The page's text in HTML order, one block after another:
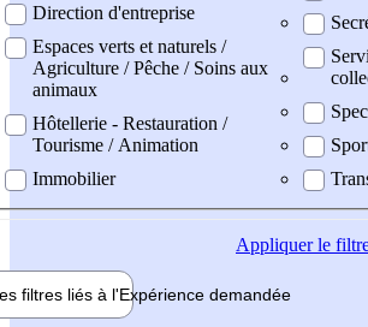
Direction d'entreprise
Espaces verts et naturels /
Agriculture / Pêche / Soins aux
animaux
Hôtellerie - Restauration /
Tourisme / Animation
Immobilier
Appliquerle
filtres liés à l'Expérience demandée